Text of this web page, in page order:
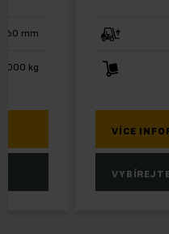
VÍCE
mm
2000 kg